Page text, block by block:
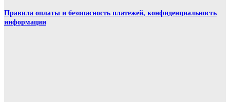
Правила оплаты и безопасность платежей, конфиденциальность
информации